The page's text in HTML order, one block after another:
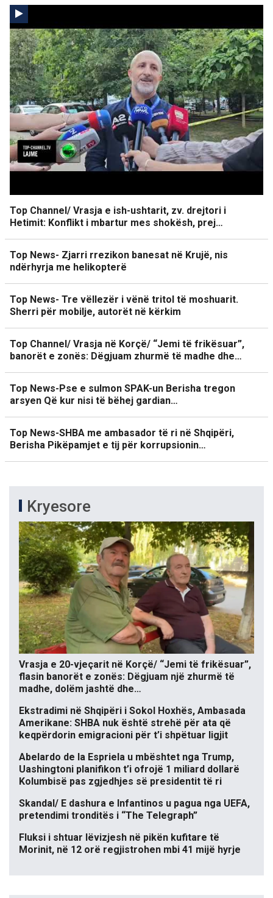
Top Channel/ Vrasja e ish-ushtarit, zv. drejtori i
Hetimit: Konflikt i mbartur mes shokësh, prej…
Top News- Zjarri rrezikon banesat në Krujë, nis
ndërhyrja me helikopterë
Top News- Tre vëllezër i vënë tritol të moshuarit.
Sherri për mobilje, autorët në kërkim
Top Channel/ Vrasja në Korçë/ “Jemi të frikësuar”,
banorët e zonës: Dëgjuam zhurmë të madhe dhe…
Top News-Pse e sulmon SPAK-un Berisha tregon
arsyen Që kur nisi të bëhej gardian…
Top News-SHBA me ambasador të ri në Shqipëri,
Berisha Pikëpamjet e tij për korrupsionin…
Kryesore
Vrasja e 20-vjeçarit në Korçë/ “Jemi të frikësuar”,
flasin banorët e zonës: Dëgjuam një zhurmë të
madhe, dolëm jashtë dhe…
Ekstradimi në Shqipëri i Sokol Hoxhës, Ambasada
Amerikane: SHBA nuk është strehë për ata që
keqpërdorin emigracioni për t’i shpëtuar ligjit
Abelardo de la Espriela u mbështet nga Trump,
Uashingtoni planifikon t’i ofrojë 1 miliard dollarë
Kolumbisë pas zgjedhjes së presidentit të ri
Skandal/ E dashura e Infantinos u pagua nga UEFA,
pretendimi tronditës i “The Telegraph”
Fluksi i shtuar lëvizjesh në pikën kufitare të
Morinit, në 12 orë regjistrohen mbi 41 mijë hyrje